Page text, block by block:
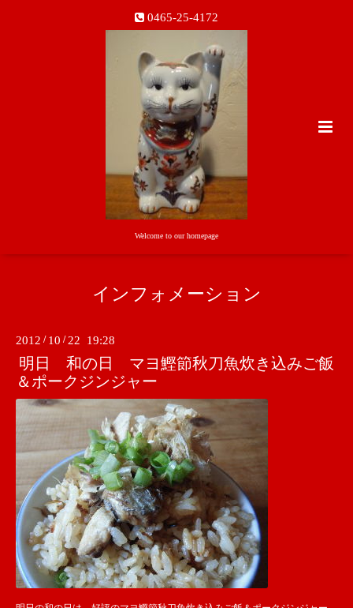
0465-25-4172
Welcome to our homepage
インフォメーション
2012 / 10 / 22 19:28
明日 和の日 マヨ鰹節秋刀魚炊き込みご飯
＆ポークジンジャー